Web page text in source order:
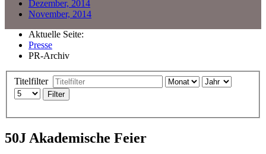
Dezember, 2014
November, 2014
Aktuelle Seite:
Presse
PR-Archiv
Titelfilter
Filter
50J Akademische Feier